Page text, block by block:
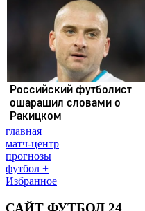
главная
матч-центр
прогнозы
футбол +
Избранное
САЙТ ФУТБОЛ 24